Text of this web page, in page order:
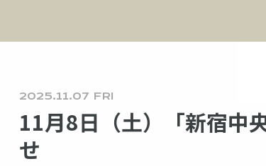
2025.11.07 FRI
11月8日（土）「新宿中
せ